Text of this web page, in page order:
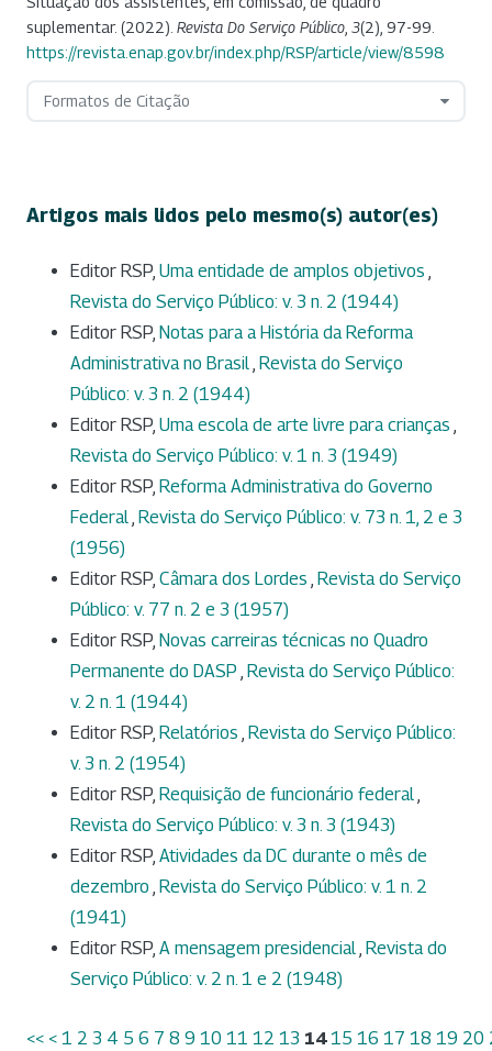
suplementar. (2022). Revista Do Serviço Público 3(2), 97-99.
https://revista.enap.gov.br/index.php/RSP/article/view/8598
Formatos de Citação
Artigos mais lidos pelo mesmo(s) autor(es)
Editor RSP, Uma entidade de amplos objetivos ,
Revista do Serviço Público: v. 3 n. 2 (1944)
Editor RSP, Notas para a História da Reforma
Administrativa no Brasil, Revista do Serviço
Público: v. 3 n. 2 (1944)
Editor RSP, Uma escola de arte livre para crianças ,
Revista do Serviço Público: v. 1 n. 3 (1949)
Editor RSP, Reforma Administrativa do Governo
Federal, Revista do Serviço Público: v. 73 n. 1, 2 e 3
(1956)
Editor RSP, Câmara dos Lordes , Revista do Serviço
Público: v. 77 n. 2 e 3 (1957)
Editor RSP, Novas carreiras técnicas no Quadro
Permanente do DASP , Revista do Serviço Público:
v. 2 n. 1 (1944)
Editor RSP, Relatórios , Revista do Serviço Público:
v. 3 n. 2 (1954)
Editor RSP, Requisição de funcionário federal,
Revista do Serviço Público: v. 3 n. 3 (1943)
Editor RSP, Atividades da DC durante o mês de
dezembro , Revista do Serviço Público: v. 1 n. 2
(1941)
Editor RSP, A mensagem presidencial, Revista do
Serviço Público: v. 2 n. 1 e 2 (1948)
<< < 1 2 3 4 5 6 7 8 9 10 11 12 13 14 15 16 17 18 19 20